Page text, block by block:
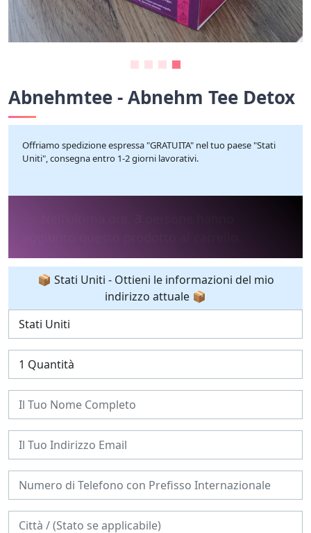
Abnehmtee - Abnehm Tee Detox
Offriamo spedizione espressa "GRATUITA" nel tuo paese "Stati
Uniti", consegna entro 1-2 giorni lavorativi.
📦 Stati Uniti - Ottieni le informazioni del mio
indirizzo attuale 📦